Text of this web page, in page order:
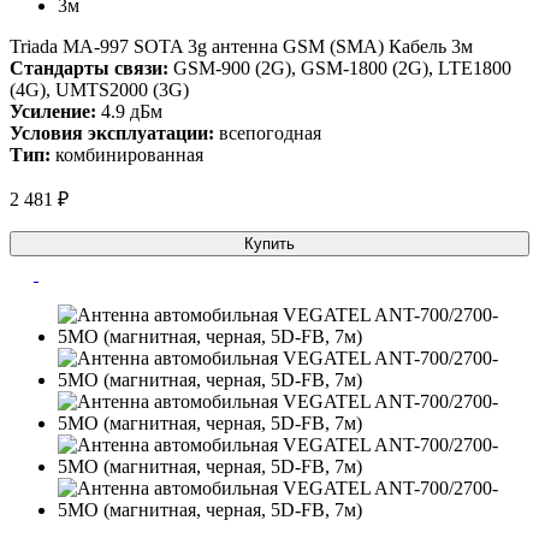
Triada MA-997 SOTA 3g антенна GSM (SMA) Кабель 3м
Стандарты связи: GSM-900 (2G), GSM-1800 (2G), LTE1800
(4G), UMTS2000 (3G)
Усиление: 4.9 дБм
Условия эксплуатации: всепогодная
Тип: комбинированная
2 481 ₽
Купить